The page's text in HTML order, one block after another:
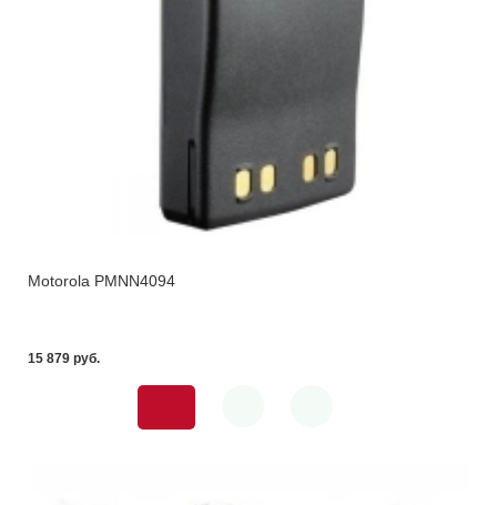
Motorola PMNN4094
15 879 pуб.